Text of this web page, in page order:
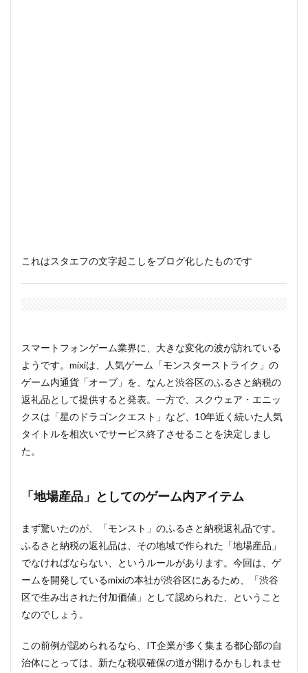
これはスタエフの文字起こしをブログ化したものです
スマートフォンゲーム業界に、大きな変化の波が訪れている
ようです。mixiは、人気ゲーム「モンスターストライク」の
ゲーム内通貨「オーブ」を、なんと渋谷区のふるさと納税の
返礼品として提供すると発表。一方で、スクウェア・エニッ
クスは「星のドラゴンクエスト」など、10年近く続いた人気
タイトルを相次いでサービス終了させることを決定しまし
た。
「地場産品」としてのゲーム内アイテム
まず驚いたのが、「モンスト」のふるさと納税返礼品です。
ふるさと納税の返礼品は、その地域で作られた「地場産品」
でなければならない、というルールがあります。今回は、ゲ
ームを開発しているmixiの本社が渋谷区にあるため、「渋谷
区で生み出された付加価値」として認められた、ということ
なのでしょう。
この前例が認められるなら、IT企業が多く集まる都心部の自
治体にとっては、新たな税収確保の道が開けるかもしれませ